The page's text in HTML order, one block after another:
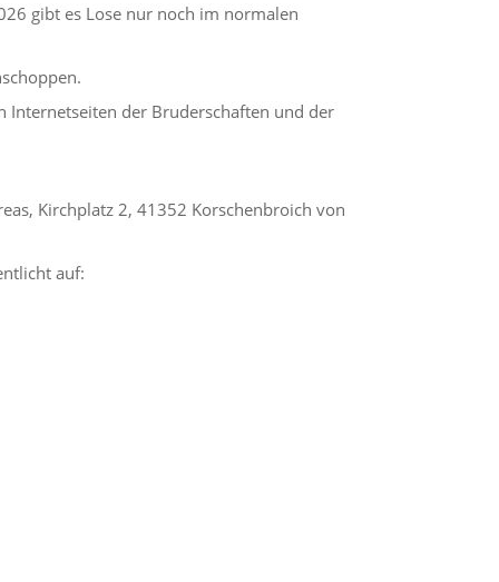
gibt es Lose nur noch im normalen
Internetseiten der Bruderschaften und der
Kirchplatz 2, 41352 Korschenbroich von
auf: